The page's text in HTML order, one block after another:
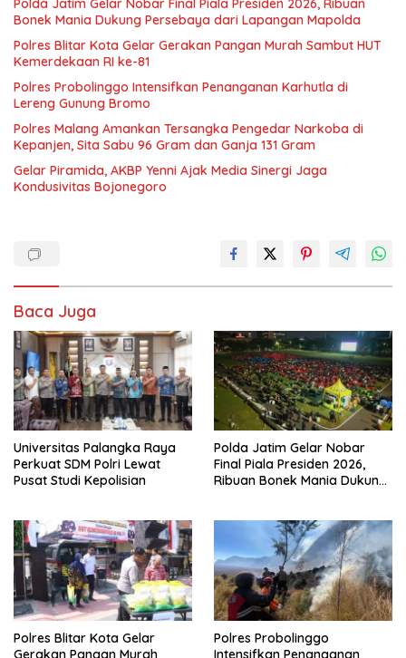
Bonek Mania Dukung Persebaya dari Lapangan Mapolda
Polres Blitar Kota Gelar Gerakan Pangan Murah Sambut HUT
Kemerdekaan RI ke-81
Polres Probolinggo Intensifkan Penanganan Karhutla di
Lereng Gunung Bromo
Polres Malang Amankan Tersangka Pengedar Narkoba di
Kepanjen, Sita Sabu 96 Gram dan Ganja 131 Gram
Gelar Piramida, AKBP Yenni Ajak Media Sinergi Jaga
Kondusivitas Bojonegoro
Baca Juga
Universitas Palangka Raya
Perkuat SDM Polri Lewat
Pusat Studi Kepolisian
Polda Jatim Gelar Nobar
Final Piala Presiden 2026,
Ribuan Bonek Mania Dukung
Polres Blitar Kota Gelar
Gerakan Pangan Murah
Polres Probolinggo
Intensifkan Penanganan